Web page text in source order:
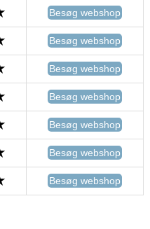
Besøg webshop
Besøg webshop
Besøg webshop
Besøg webshop
Besøg webshop
Besøg webshop
Besøg webshop